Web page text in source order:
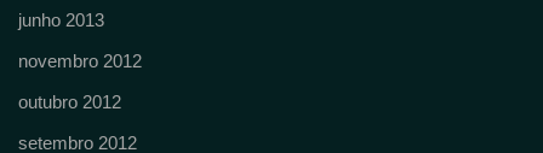
junho 2013
novembro 2012
outubro 2012
setembro 2012